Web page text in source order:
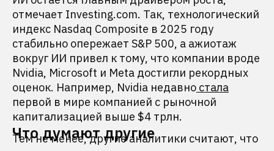
отмечает Investing.com. Так, технологический
индекс Nasdaq Composite в 2025 году
стабильно опережает S&P 500, а ажиотаж
вокруг ИИ привел к тому, что компании вроде
Nvidia, Microsoft и Meta достигли рекордных
оценок. Например, Nvidia недавно стала
первой в мире компанией с рыночной
капитализацией выше $4 трлн.
Что думают другие
Тем не менее, другие аналитики считают, что